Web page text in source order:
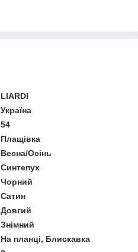
LIARDI
Україна
54
Плащівка
Весна/Осінь
Синтепух
Чорний
Сатин
Довгий
Знімний
На планці, Блискавка